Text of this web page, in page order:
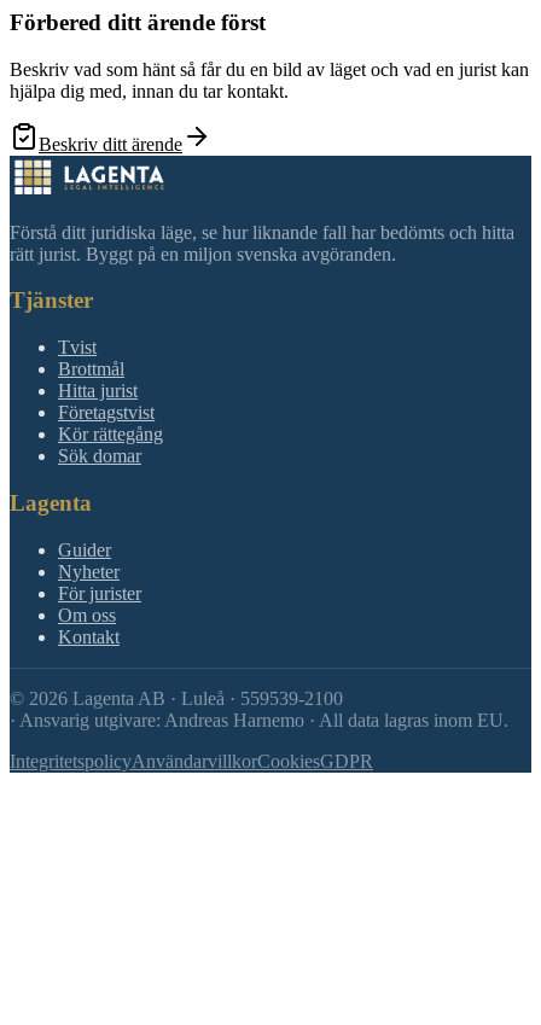
Förbered ditt ärende först
Beskriv vad som hänt så får du en bild av läget och vad en jurist kan
hjälpa dig med, innan du tar kontakt.
Beskriv ditt ärende
Förstå ditt juridiska läge, se hur liknande fall har bedömts och hitta
rätt jurist. Byggt på en miljon svenska avgöranden.
Tjänster
Tvist
Brottmål
Hitta jurist
Företagstvist
Kör rättegång
Sök domar
Lagenta
Guider
Nyheter
För jurister
Om oss
Kontakt
© 2026 Lagenta AB · Luleå · 559539-2100
· Ansvarig utgivare: Andreas Harnemo · All data lagras inom EU.
IntegritetspolicyAnvändarvillkorCookiesGDPR